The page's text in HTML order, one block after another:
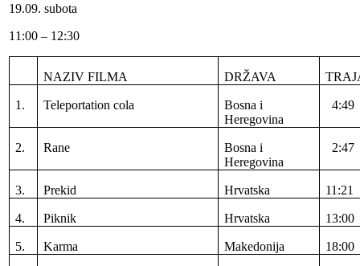
19.09. subota
11:00 – 12:30
NAZIV FILMA DRŽAVA
1. Teleportation cola
Bosna i
Heregovina
4:49
2. Rane
Bosna i
Heregovina
2:47
3. Prekid Hrvatska 11:21
4. Piknik Hrvatska 13:00
5. Karma Makedonija 18:00